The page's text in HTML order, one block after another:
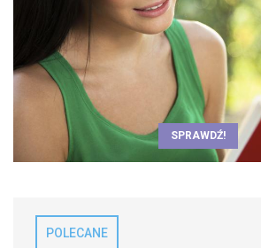
SPRAWDŹ!
POLECANE